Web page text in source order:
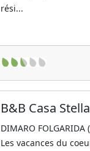
rési...
B&B Casa Stella
DIMARO
Les vacances du